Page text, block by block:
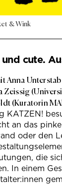
& Wink
cute.
Anna
Zeissig
(Kuratorin
KATZEN!
an das
oder den
die
In einem